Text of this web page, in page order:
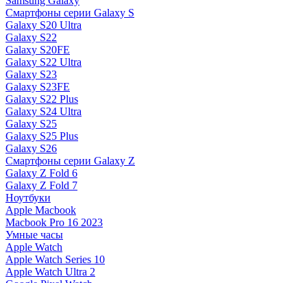
Смартфоны серии Galaxy S
Galaxy S20 Ultra
Galaxy S22
Galaxy S20FE
Galaxy S22 Ultra
Galaxy S23
Galaxy S23FE
Galaxy S22 Plus
Galaxy S24 Ultra
Galaxy S25
Galaxy S25 Plus
Galaxy S26
Смартфоны серии Galaxy Z
Galaxy Z Fold 6
Galaxy Z Fold 7
Ноутбуки
Apple Macbook
Macbook Pro 16 2023
Умные часы
Apple Watch
Apple Watch Series 10
Apple Watch Ultra 2